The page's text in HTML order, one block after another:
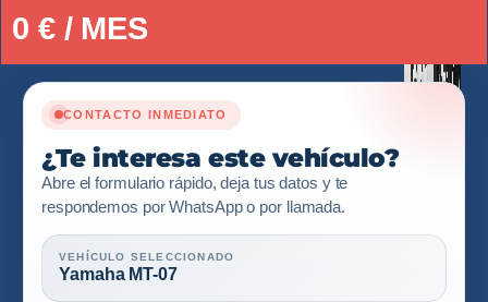
0 € / MES
CONTACTO INMEDIATO
¿Te interesa este vehículo?
Abre el formulario rápido, deja tus datos y te
respondemos por WhatsApp o por llamada.
VEHÍCULO SELECCIONADO
Yamaha MT-07